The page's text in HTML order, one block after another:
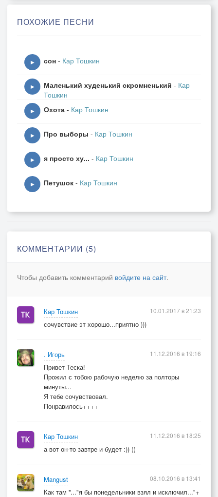
ПОХОЖИЕ ПЕСНИ
▶ сон - Кар Тошкин
▶ Маленький худенький скромненький - Кар
Тошкин
▶ Охота - Кар Тошкин
▶ Про выборы - Кар Тошкин
▶ я просто ху... - Кар Тошкин
▶ Петушок - Кар Тошкин
КОММЕНТАРИИ (5)
Чтобы добавить комментарий войдите на сайт.
Кар Тошкин
сочувствие эт хорошо...приятно )))
10.01.2017 в 21:23
. Игорь
Привет Теска!
Прожил с тобою рабочую неделю за полторы
минуты...
Я тебе сочувствовал.
Понравилось++++
11.12.2016 в 19:16
Кар Тошкин
а вот он-то завтре и будет :)) ((
11.12.2016 в 18:25
Mangust
Как там ''..."я бы понедельники взял и исключил..."+
08.10.2016 в 13:41